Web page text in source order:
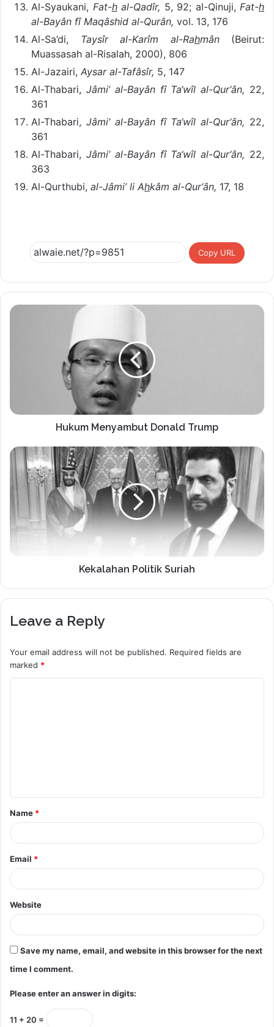
Al-Syaukani, Fat-hal-Qadîr, 5, 92; al-Qinuji, Fat-h
al-Bayân fî Maqâshid al-Qurân, vol. 13, 176
Al-Sa’di, Taysîr al-Karîm al-Rahmân (Beirut:
Muassasah al-Risalah, 2000), 806
Al-Jazairi, Aysar al-Tafâsîr, 5, 147
Al-Thabari, Jâmi’ al-Bayân fî Ta‘wîl al-Qur‘ân, 22,
361
Al-Thabari, Jâmi’ al-Bayân fî Ta‘wîl al-Qur‘ân, 22,
361
Al-Thabari, Jâmi’ al-Bayân fî Ta‘wîl al-Qur‘ân, 22,
363
Al-Qurthubi, al-Jâmi’ li Ahkâm al-Qur‘ân, 17, 18
Copy URL
Hukum Menyambut Donald Trump
Kekalahan Politik Suriah
Leave a Reply
Your email address will not be published. Required fields are
marked *
t
*
Name *
Email *
Website
Save my name, email, and website in this browser for the next
time I comment.
Please enter an answer in digits:
11 + 20 =